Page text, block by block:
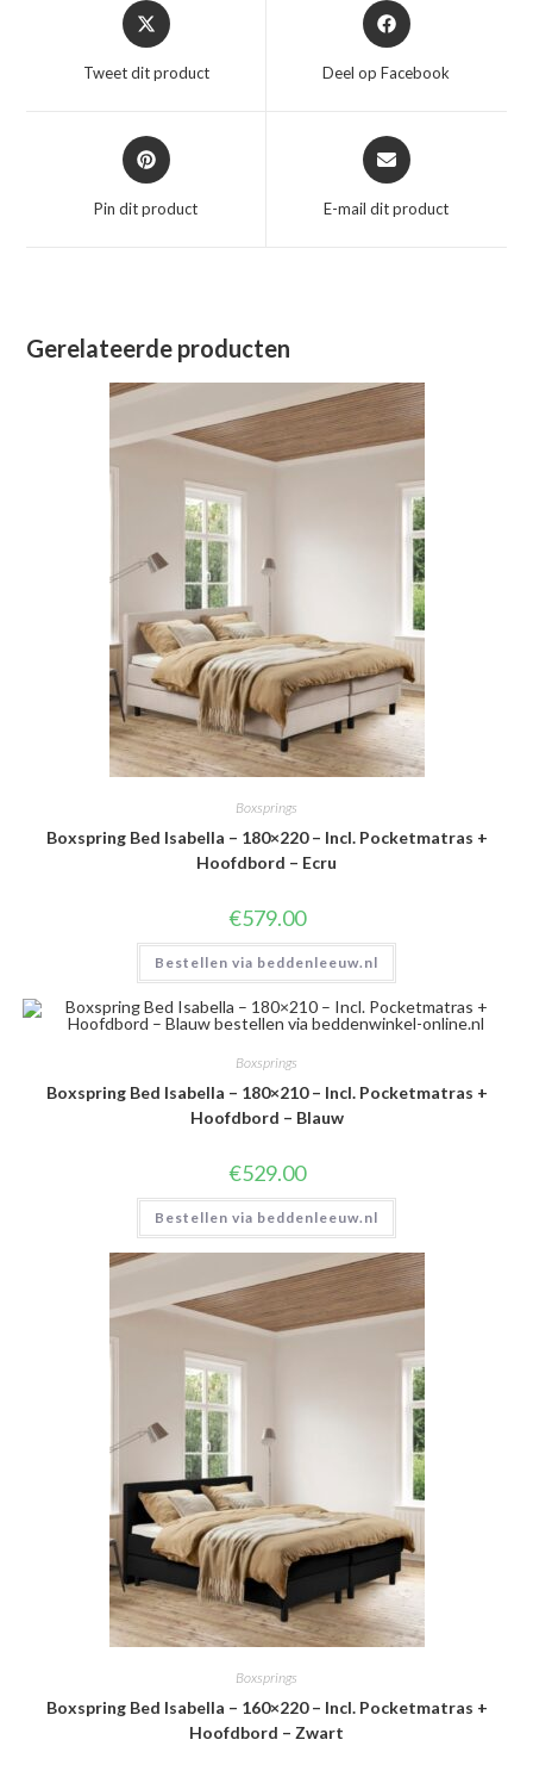
Opent
in
nieuw
Tweet dit product
Opent
in
nieuw
Deel op Facebook
Opent
in
nieuw
Pin dit product
Opent
in
nieuw
E-mail dit product
Gerelateerde producten
Boxsprings
Boxspring Bed Isabella – 180×220 – Incl. Pocketmatras +
Hoofdbord – Ecru
€579.00
Bestellen via beddenleeuw.nl
Boxsprings
Boxspring Bed Isabella – 180×210 – Incl. Pocketmatras +
Hoofdbord – Blauw
€529.00
Bestellen via beddenleeuw.nl
Boxsprings
Boxspring Bed Isabella – 160×220 – Incl. Pocketmatras +
Hoofdbord – Zwart